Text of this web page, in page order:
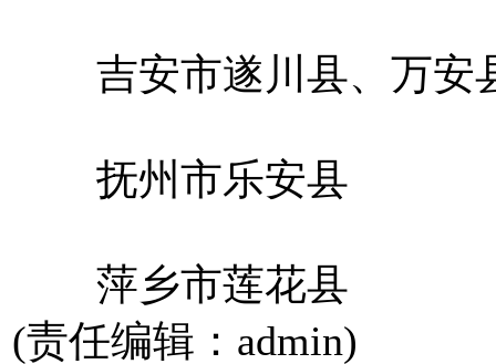
吉安市遂川县、万安
抚州市乐安县
萍乡市莲花县
(责任编辑：admin)